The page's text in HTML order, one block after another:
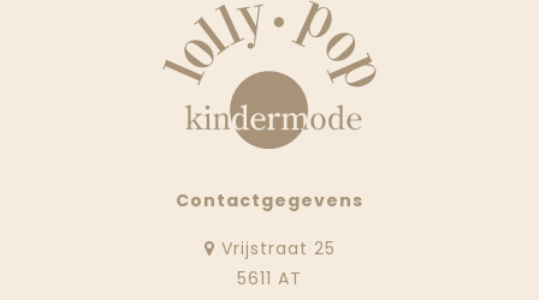
Contactgegevens
Vrijstraat 25
5611 AT